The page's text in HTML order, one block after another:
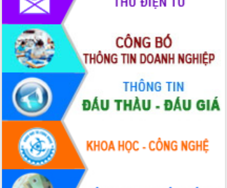
HĐND tỉnh thông qua điều chỉnh Quy
hoạch tỉnh thời kỳ 2021-2030
Hội thảo góp ý hồ sơ điều chỉnh quy
hoạch tỉnh Đắk Lắk thời kỳ 2021-2030,
tầm nhìn đến năm 2050
Nâng cao hiệu quả hoạt động của các
doanh nghiệp nhà nước
Hội nghị triển khai kết nối mạng
truyền số liệu chuyên dùng phục vụ cơ
quan Đảng, Nhà nước
Lễ phát động chuỗi hoạt động chung
tay làm sạch môi trường
Xã Ea Kar bước chuyển mình trong
công tác cải cách hành chính mô hình
UBND tỉnh họp báo định kỳ tháng 4
năm 2026